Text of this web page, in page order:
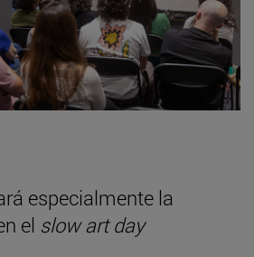
especialmente la
el slow art day